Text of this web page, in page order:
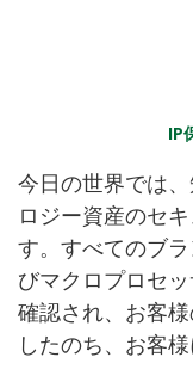
IP
今日の世界では
ロジー資産のセ
す。すべてのブ
びマクロプロセ
確認され、お客
したのち、お客